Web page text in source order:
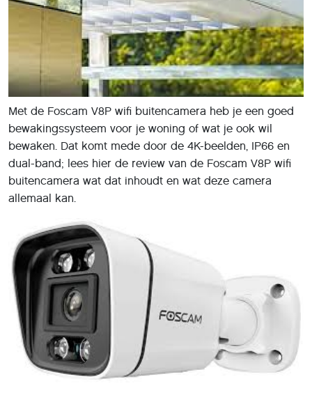
Met de Foscam V8P wifi buitencamera heb je een goed
bewakingssysteem voor je woning of wat je ook wil
bewaken. Dat komt mede door de 4K-beelden, IP66 en
dual-band; lees hier de review van de Foscam V8P wifi
buitencamera wat dat inhoudt en wat deze camera
allemaal kan.